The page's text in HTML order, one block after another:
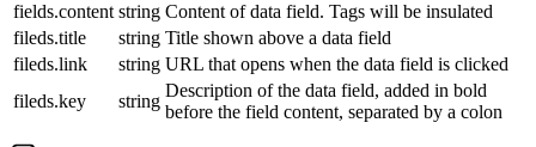
fields.content string Content of data field. Tags will be insulated
fileds.title
string Title shown above a data field
fileds.link
string URL that opens when the data field is clicked
fileds.key
string
Description of the data field, added in bold
before the field content, separated by a colon